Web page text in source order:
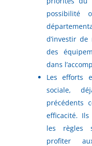
possibilité
d’investir
des
dans
Les efforts
sociale,
précédents
efficacité.
les règles
profiter